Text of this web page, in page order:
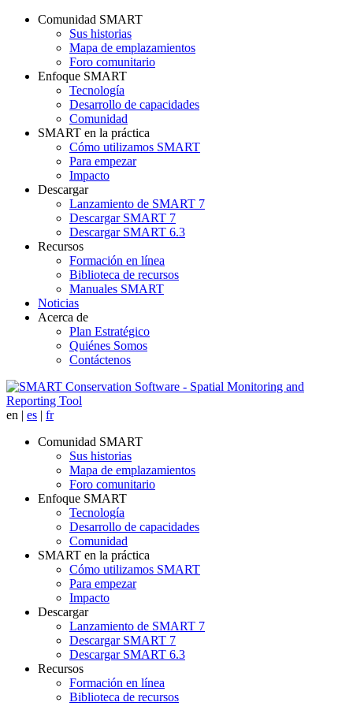
Comunidad SMART
Sus historias
Mapa de emplazamientos
Foro comunitario
Enfoque SMART
Tecnología
Desarrollo de capacidades
Comunidad
SMART en la práctica
Cómo utilizamos SMART
Para empezar
Impacto
Descargar
Lanzamiento de SMART 7
Descargar SMART 7
Descargar SMART 6.3
Recursos
Formación en línea
Biblioteca de recursos
Manuales SMART
Noticias
Acerca de
Plan Estratégico
Quiénes Somos
Contáctenos
en | es | fr
Comunidad SMART
Sus historias
Mapa de emplazamientos
Foro comunitario
Enfoque SMART
Tecnología
Desarrollo de capacidades
Comunidad
SMART en la práctica
Cómo utilizamos SMART
Para empezar
Impacto
Descargar
Lanzamiento de SMART 7
Descargar SMART 7
Descargar SMART 6.3
Recursos
Formación en línea
Biblioteca de recursos